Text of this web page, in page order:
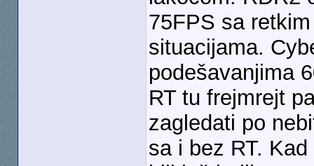
75FPS sa
situacijama.
podešavanjima
RT tu frejmrejt
zagledati po
sa i bez RT.